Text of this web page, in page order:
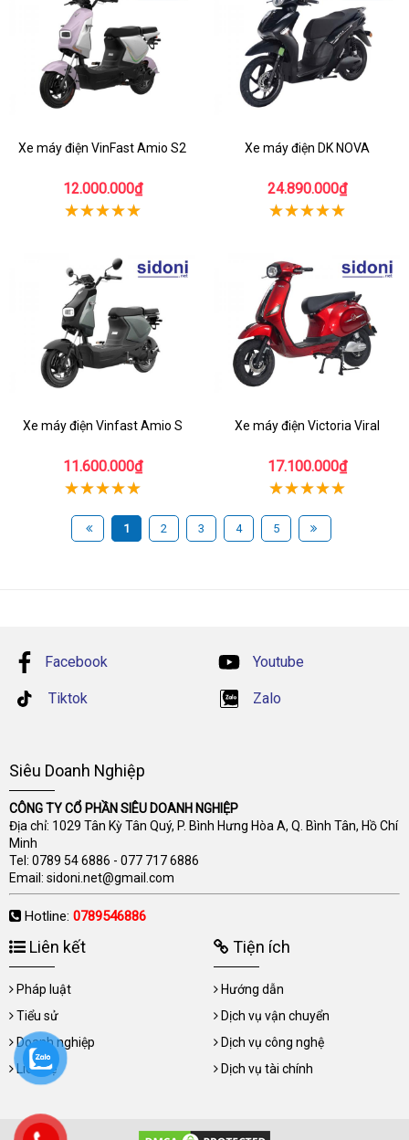
Xe máy điện VinFast Amio S2
12.000.000₫
Xe máy điện DK NOVA
24.890.000₫
Xe máy điện Vinfast Amio S
11.600.000₫
Xe máy điện Victoria Viral
17.100.000₫
1 2 3 4 5
Facebook Youtube
Tiktok Zalo
Siêu Doanh Nghiệp
CÔNG TY CỔ PHẦN SIÊU DOANH NGHIỆP
Địa chỉ: 1029 Tân Kỳ Tân Quý, P. Bình Hưng Hòa A, Q. Bình Tân, Hồ Chí
Minh
Tel: 0789 54 6886 - 077 717 6886
Email: sidoni.net@gmail.com
Hotline: 0789546886
Liên kết
Pháp luật
Tiểu sử
Doanh nghiệp
Liên hệ
Tiện ích
Hướng dẫn
Dịch vụ vận chuyển
Dịch vụ công nghệ
Dịch vụ tài chính